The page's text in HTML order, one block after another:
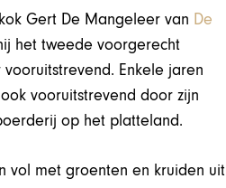
Gert De Mangeleer van De
het tweede voorgerecht
Enkele jaren
vooruitstrevend door zijn
op het platteland.
vol met groenten en kruiden uit